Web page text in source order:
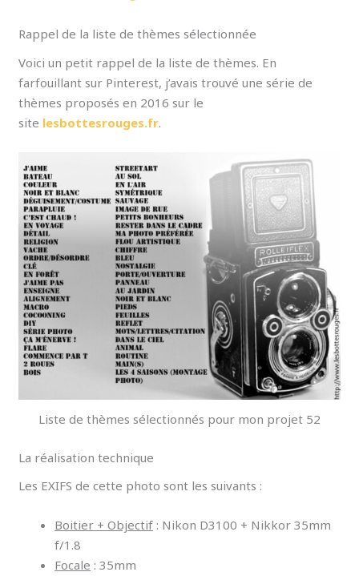
Rappel de la liste de thèmes sélectionnée
Voici un petit rappel de la liste de thèmes. En
farfouillant sur Pinterest, j’avais trouvé une série de
thèmes proposés en 2016 sur le
site lesbottesrouges.fr.
Liste de thèmes sélectionnés pour mon projet 52
La réalisation technique
Les EXIFS de cette photo sont les suivants :
Boitier + Objectif : Nikon D3100 + Nikkor 35mm
f/1.8
Focale : 35mm